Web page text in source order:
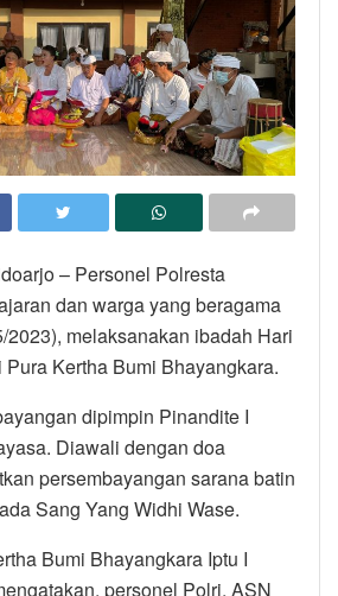
– Personel Polresta
dan warga yang beragama
2023), melaksanakan ibadah Hari
Kertha Bumi Bhayangkara.
dipimpin Pinandite I
Diawali dengan doa
persembayangan sarana batin
Sang Yang Widhi Wase.
Bumi Bhayangkara Iptu I
personel Polri, ASN